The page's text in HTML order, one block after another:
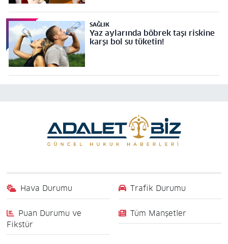
SAĞLIK
Yaz aylarında böbrek taşı riskine
karşı bol su tüketin!
Hava Durumu Trafik Durumu
Puan Durumu ve
Fikstür
Tüm Manşetler